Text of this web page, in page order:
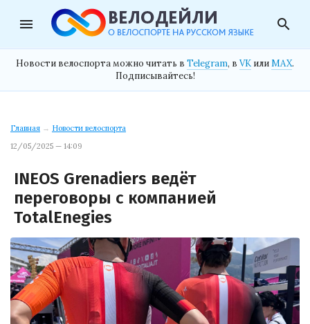
menu search
Новости велоспорта можно читать в Telegram, в VK илиMAX.
Подписывайтесь!
Главная → Новости велоспорта
12/05/2025 — 14:09
INEOS Grenadiers ведёт
переговоры с компанией
TotalEnegies